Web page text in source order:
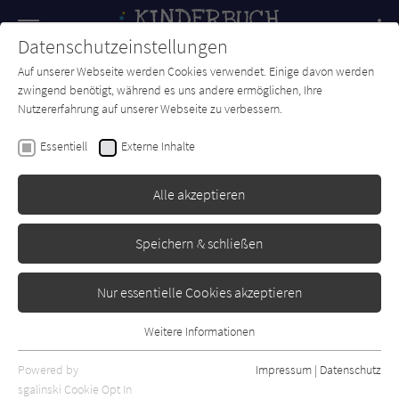
SUCHE Forum Charts Newsletter
Ingo Siegner
Der kleine Drache Kokosnuss
im Land der Pharaonen
(Doppelband)
cbj Erschienen: Februar 2026 0
Datenschutzeinstellungen
Auf unserer Webseite werden Cookies verwendet. Einige davon werden
zwingend benötigt, während es uns andere ermöglichen, Ihre
Nutzererfahrung auf unserer Webseite zu verbessern.
Essentiell Externe Inhalte
Alle akzeptieren
Speichern & schließen
Nur essentielle Cookies akzeptieren
Essentielle Cookies werden für grundlegende Funktionen der
Webseite benötigt. Dadurch ist gewährleistet, dass die Webseite
Weitere Informationen
Powered by
sgalinski Cookie Opt In
Impressum | Datenschutz